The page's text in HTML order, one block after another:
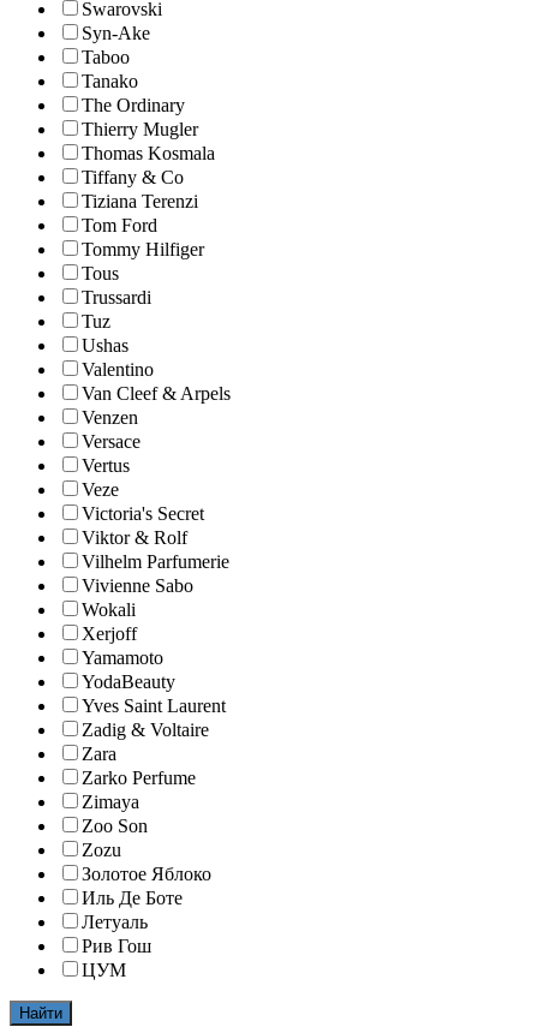
Swarovski
Syn-Ake
Taboo
Tanako
The Ordinary
Thierry Mugler
Thomas Kosmala
Tiffany & Co
Tiziana Terenzi
Tom Ford
Tommy Hilfiger
Tous
Trussardi
Tuz
Ushas
Valentino
Van Cleef & Arpels
Venzen
Versace
Vertus
Veze
Victoria's Secret
Viktor & Rolf
Vilhelm Parfumerie
Vivienne Sabo
Wokali
Xerjoff
Yamamoto
YodaBeauty
Yves Saint Laurent
Zadig & Voltaire
Zara
Zarko Perfume
Zimaya
Zoo Son
Zozu
Золотое Яблоко
Иль Де Боте
Летуаль
Рив Гош
ЦУМ
Найти